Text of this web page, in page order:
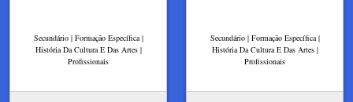
Secundário | Formação Específica |
História Da Cultura E Das Artes |
Profissionais
Secundário | Formação Específica |
História Da Cultura E Das Artes |
Profissionais